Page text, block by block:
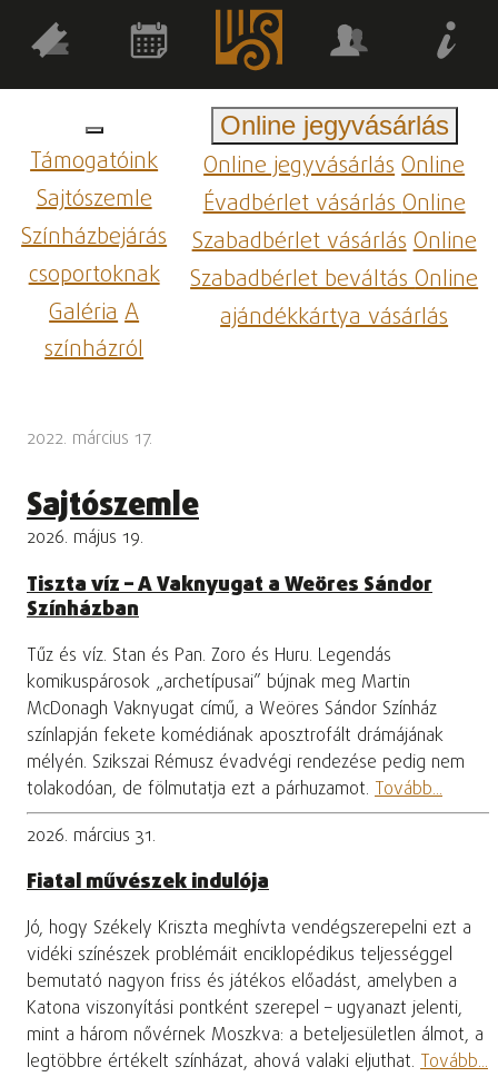
Támogatóink
Sajtószemle
Színházbejárás
csoportoknak
GalériaA
színházról
Online jegyvásárlás
Online jegyvásárlásOnline
Évadbérlet vásárlásOnline
Szabadbérlet vásárlásOnline
Szabadbérlet beváltásOnline
ajándékkártya vásárlás
2022. március 17.
Sajtószemle
2026. május 19.
Tiszta víz – A Vaknyugat a Weöres Sándor
Színházban
Tűz és víz. Stan és Pan. Zoro és Huru. Legendás
komikuspárosok „archetípusai” bújnak meg Martin
McDonagh Vaknyugat című, a Weöres Sándor Színház
színlapján fekete komédiának aposztrofált drámájának
mélyén. Szikszai Rémusz évadvégi rendezése pedig nem
tolakodóan, de fölmutatja ezt a párhuzamot. Tovább...
2026. március 31.
Fiatal művészek indulója
Jó, hogy Székely Kriszta meghívta vendégszerepelni ezt a
vidéki színészek problémáit enciklopédikus teljességgel
bemutató nagyon friss és játékos előadást, amelyben a
Katona viszonyítási pontként szerepel – ugyanazt jelenti,
mint a három nővérnek Moszkva: a beteljesületlen álmot, a
legtöbbre értékelt színházat, ahová valaki eljuthat. Tovább...